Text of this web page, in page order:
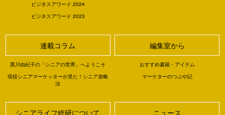
ビジネスアワード 2024
ビジネスアワード 2023
連載コラム
黒川由紀子の「シニアの世界」へようこそ
現役シニアマーケッターが見た！シニア攻略
法
編集室から
おすすめ書籍・アイテム
マーケターのつぶや記
シニアライフ総研について ニュース